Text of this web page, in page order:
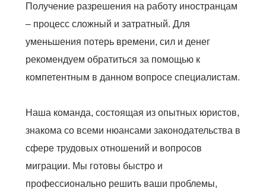
Получение разрешения на работу иностранцам
– процесс сложный и затратный. Для
уменьшения потерь времени, сил и денег
рекомендуем обратиться за помощью к
компетентным в данном вопросе специалистам.
Наша команда, состоящая из опытных юристов,
знакома со всеми нюансами законодательства в
сфере трудовых отношений и вопросов
миграции. Мы готовы быстро и
профессионально решить ваши проблемы,